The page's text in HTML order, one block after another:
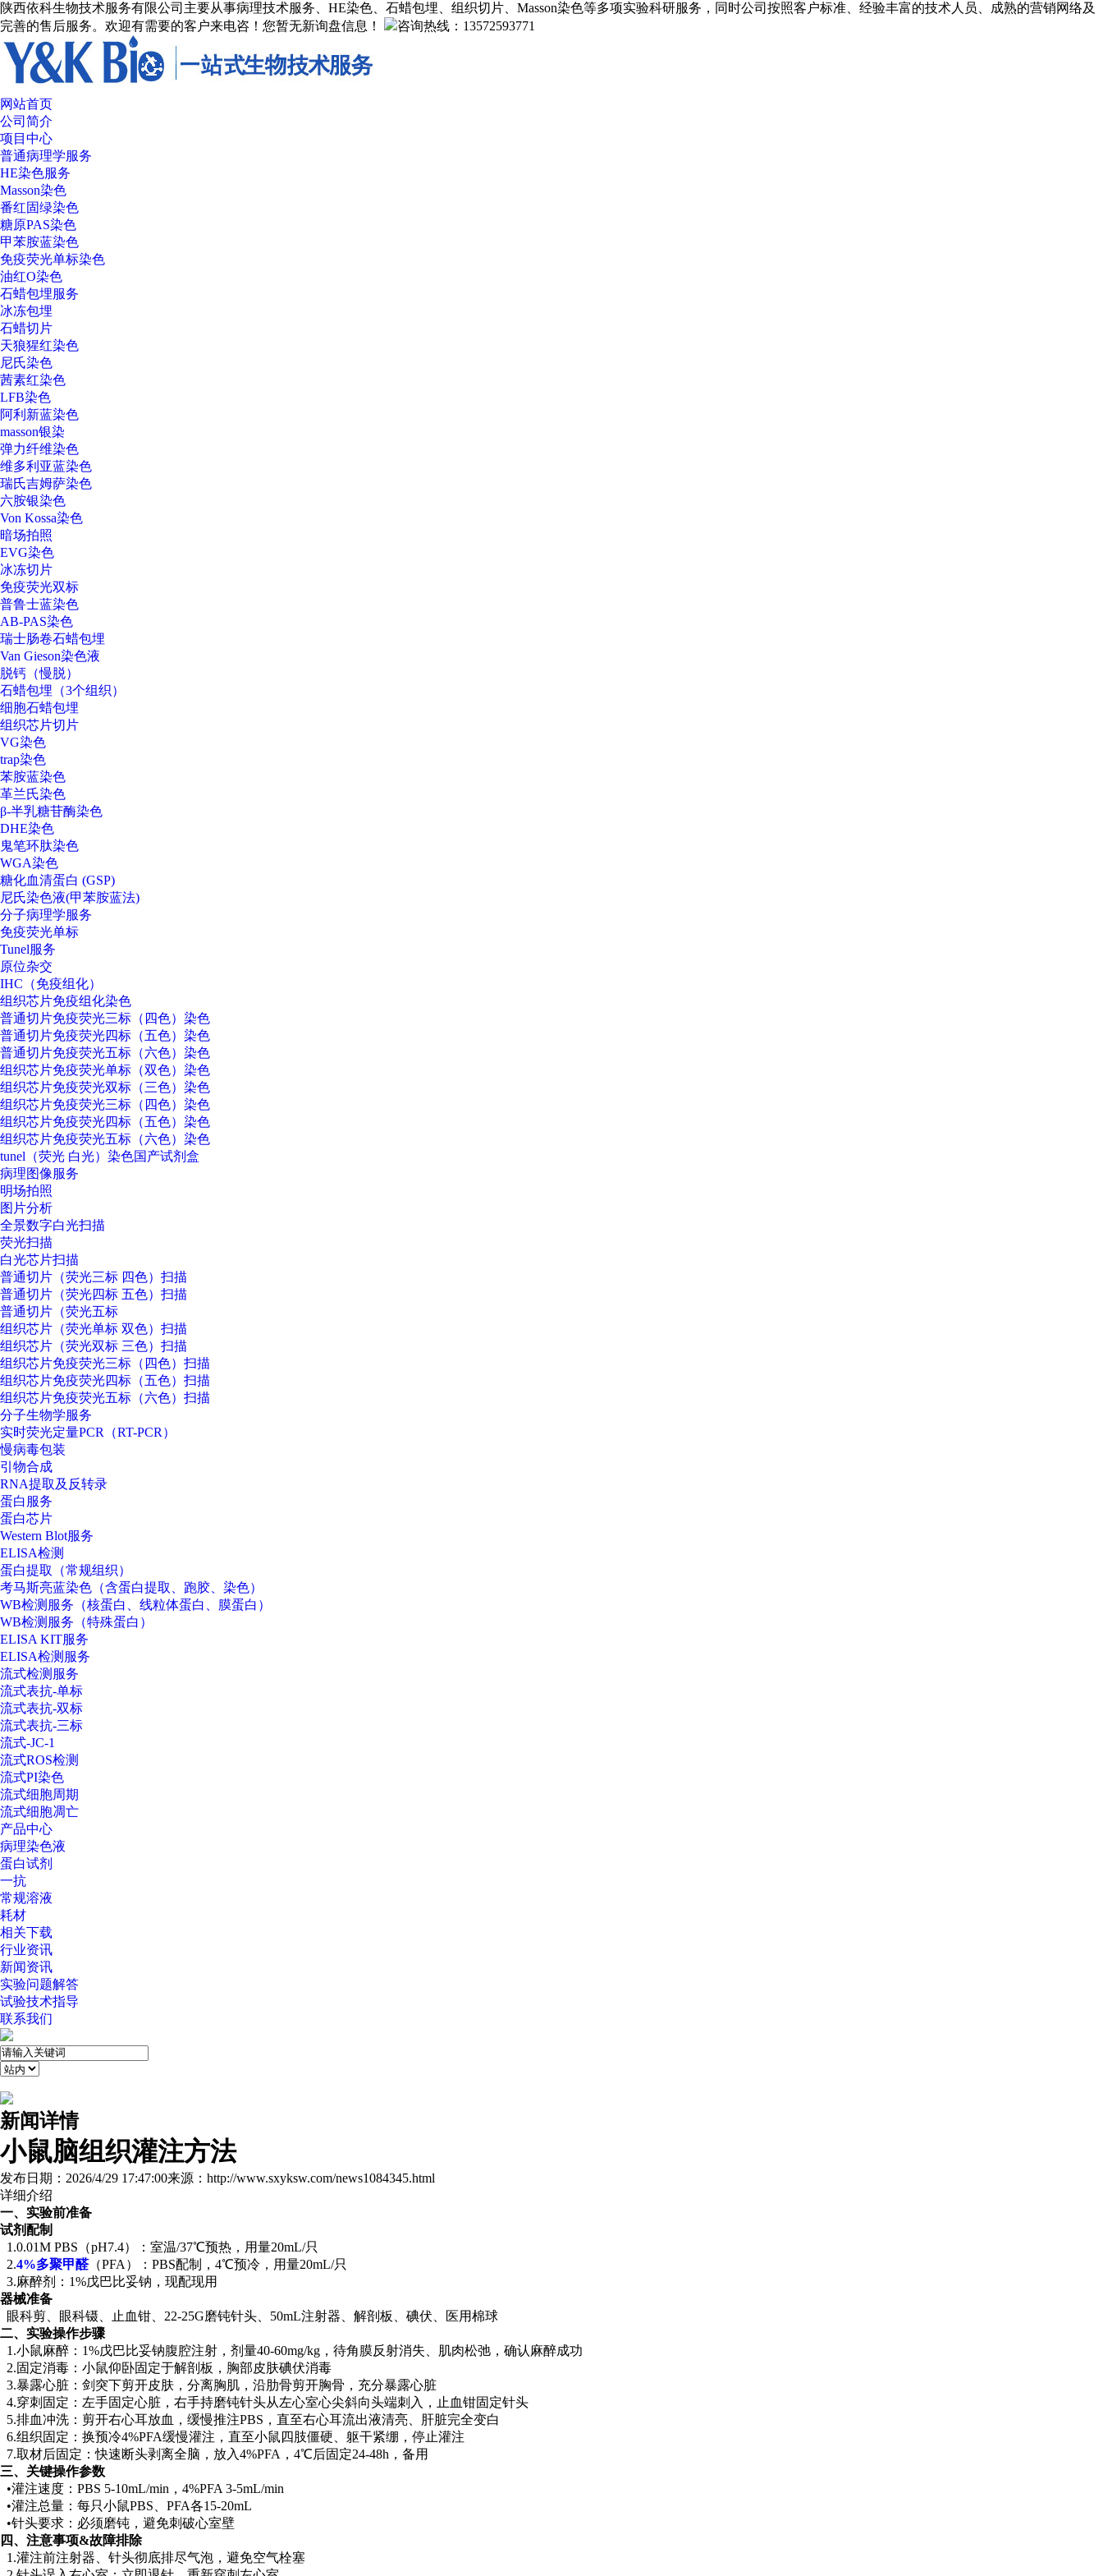
陕西依科生物技术服务有限公司主要从事病理技术服务、HE染色、石蜡包埋、组织切片、Masson染色等多项实验科研服务，同时公司按照客户标准、经验丰富的技术人员、成熟的营销网络及
完善的售后服务。欢迎有需要的客户来电咨！ 您暂无新询盘信息！ 咨询热线：13572593771
网站首页
公司简介
项目中心
普通病理学服务
HE染色服务
Masson染色
番红固绿染色
糖原PAS染色
甲苯胺蓝染色
免疫荧光单标染色
油红O染色
石蜡包埋服务
冰冻包埋
石蜡切片
天狼猩红染色
尼氏染色
茜素红染色
LFB染色
阿利新蓝染色
masson银染
弹力纤维染色
维多利亚蓝染色
瑞氏吉姆萨染色
六胺银染色
Von Kossa染色
暗场拍照
EVG染色
冰冻切片
免疫荧光双标
普鲁士蓝染色
AB-PAS染色
瑞士肠卷石蜡包埋
Van Gieson染色液
脱钙（慢脱）
石蜡包埋（3个组织）
细胞石蜡包埋
组织芯片切片
VG染色
trap染色
苯胺蓝染色
革兰氏染色
β-半乳糖苷酶染色
DHE染色
鬼笔环肽染色
WGA染色
糖化血清蛋白 (GSP)
尼氏染色液(甲苯胺蓝法)
分子病理学服务
免疫荧光单标
Tunel服务
原位杂交
IHC（免疫组化）
组织芯片免疫组化染色
普通切片免疫荧光三标（四色）染色
普通切片免疫荧光四标（五色）染色
普通切片免疫荧光五标（六色）染色
组织芯片免疫荧光单标（双色）染色
组织芯片免疫荧光双标（三色）染色
组织芯片免疫荧光三标（四色）染色
组织芯片免疫荧光四标（五色）染色
组织芯片免疫荧光五标（六色）染色
tunel（荧光 白光）染色国产试剂盒
病理图像服务
明场拍照
图片分析
全景数字白光扫描
荧光扫描
白光芯片扫描
普通切片（荧光三标 四色）扫描
普通切片（荧光四标 五色）扫描
普通切片（荧光五标
组织芯片（荧光单标 双色）扫描
组织芯片（荧光双标 三色）扫描
组织芯片免疫荧光三标（四色）扫描
组织芯片免疫荧光四标（五色）扫描
组织芯片免疫荧光五标（六色）扫描
分子生物学服务
实时荧光定量PCR（RT-PCR）
慢病毒包装
引物合成
RNA提取及反转录
蛋白服务
蛋白芯片
Western Blot服务
ELISA检测
蛋白提取（常规组织）
考马斯亮蓝染色（含蛋白提取、跑胶、染色）
WB检测服务（核蛋白、线粒体蛋白、膜蛋白）
WB检测服务（特殊蛋白）
ELISA KIT服务
ELISA检测服务
流式检测服务
流式表抗-单标
流式表抗-双标
流式表抗-三标
流式-JC-1
流式ROS检测
流式PI染色
流式细胞周期
流式细胞凋亡
产品中心
病理染色液
蛋白试剂
一抗
常规溶液
耗材
相关下载
行业资讯
新闻资讯
实验问题解答
试验技术指导
联系我们
新闻详情
小鼠脑组织灌注方法
发布日期：2026/4/29 17:47:00来源：http://www.sxyksw.com/news1084345.html
详细介绍
一、实验前准备
试剂配制
1.0.01M PBS（pH7.4）：室温/37℃预热，用量20mL/只
2.4%多聚甲醛 （PFA）：PBS配制，4℃预冷，用量20mL/只
3.麻醉剂：1%戊巴比妥钠，现配现用
器械准备
眼科剪、眼科镊、止血钳、22-25G磨钝针头、50mL注射器、解剖板、碘伏、医用棉球
二、实验操作步骤
1.小鼠麻醉：1%戊巴比妥钠腹腔注射，剂量40-60mg/kg，待角膜反射消失、肌肉松弛，确认麻醉成功
2.固定消毒：小鼠仰卧固定于解剖板，胸部皮肤碘伏消毒
3.暴露心脏：剑突下剪开皮肤，分离胸肌，沿肋骨剪开胸骨，充分暴露心脏
4.穿刺固定：左手固定心脏，右手持磨钝针头从左心室心尖斜向头端刺入，止血钳固定针头
5.排血冲洗：剪开右心耳放血，缓慢推注PBS，直至右心耳流出液清亮、肝脏完全变白
6.组织固定：换预冷4%PFA缓慢灌注，直至小鼠四肢僵硬、躯干紧绷，停止灌注
7.取材后固定：快速断头剥离全脑，放入4%PFA，4℃后固定24-48h，备用
三、关键操作参数
•灌注速度：PBS 5-10mL/min，4%PFA 3-5mL/min
•灌注总量：每只小鼠PBS、PFA各15-20mL
•针头要求：必须磨钝，避免刺破心室壁
四、注意事项&故障排除
1.灌注前注射器、针头彻底排尽气泡，避免空气栓塞